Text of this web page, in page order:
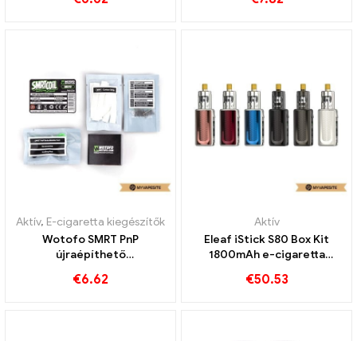
丨Egyedi
nagykereskedés 丨Egyedi
Aktív, E-cigaretta kiegészítők
Wotofo SMRT PnP
újraépíthető
tartozékkészlet e-
€6.62
Aktív
Eleaf iStick S80 Box Kit
1800mAh e-cigaretta
€50.53